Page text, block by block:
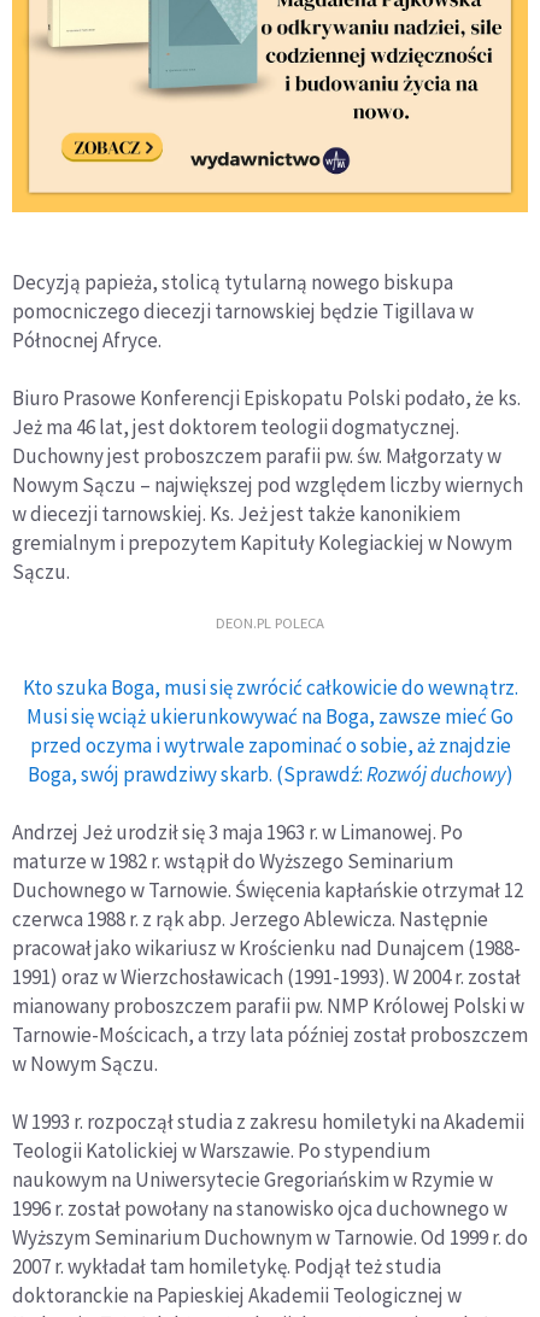
Decyzją papieża, stolicą tytularną nowego biskupa
pomocniczego diecezji tarnowskiej będzie Tigillava w
Północnej Afryce.
Biuro Prasowe Konferencji Episkopatu Polski podało, że ks.
Jeż ma 46 lat, jest doktorem teologii dogmatycznej.
Duchowny jest proboszczem parafii pw. św. Małgorzaty w
Nowym Sączu – największej pod względem liczby wiernych
w diecezji tarnowskiej. Ks. Jeż jest także kanonikiem
gremialnym i prepozytem Kapituły Kolegiackiej w Nowym
Sączu.
DEON.PL POLECA
Kto szuka Boga, musi się zwrócić całkowicie do wewnątrz.
Musi się wciąż ukierunkowywać na Boga, zawsze mieć Go
przed oczyma i wytrwale zapominać o sobie, aż znajdzie
Boga, swój prawdziwy skarb. (Sprawdź:Rozwój duchowy)
Andrzej Jeż urodził się 3 maja 1963 r. w Limanowej. Po
maturze w 1982 r. wstąpił do Wyższego Seminarium
Duchownego w Tarnowie. Święcenia kapłańskie otrzymał 12
czerwca 1988 r. z rąk abp. Jerzego Ablewicza. Następnie
pracował jako wikariusz w Krościenku nad Dunajcem (1988-
1991) oraz w Wierzchosławicach (1991-1993). W 2004 r. został
mianowany proboszczem parafii pw. NMP Królowej Polski w
Tarnowie-Mościcach, a trzy lata później został proboszczem
w Nowym Sączu.
W 1993 r. rozpoczął studia z zakresu homiletyki na Akademii
Teologii Katolickiej w Warszawie. Po stypendium
naukowym na Uniwersytecie Gregoriańskim w Rzymie w
1996 r. został powołany na stanowisko ojca duchownego w
Wyższym Seminarium Duchownym w Tarnowie. Od 1999 r. do
2007 r. wykładał tam homiletykę. Podjął też studia
doktoranckie na Papieskiej Akademii Teologicznej w